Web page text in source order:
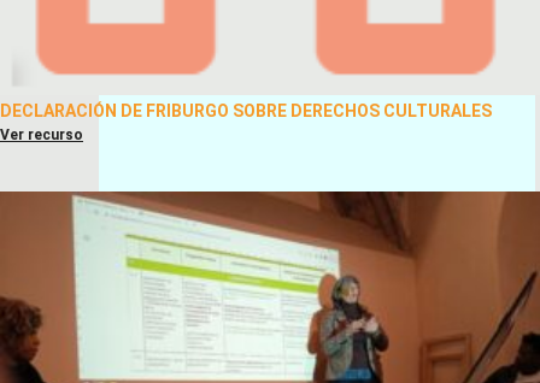
DECLARACIÓN DE FRIBURGO SOBRE DERECHOS CULTURALES
Ver recurso